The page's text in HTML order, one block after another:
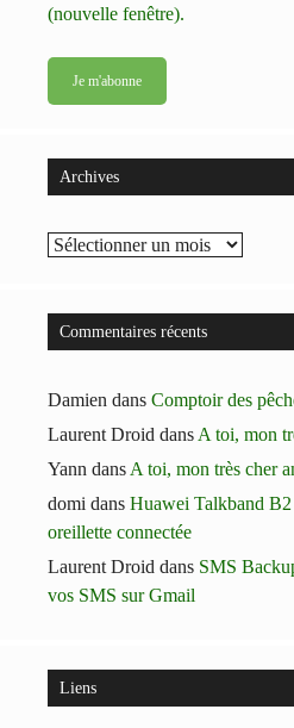
(nouvelle fenêtre).
Archives
Archives
Commentaires récents
Damien dans Comptoir des
Laurent Droid dans A toi, mon
Yann dans A toi, mon très cher
domi dans Huawei Talkband
oreillette connectée
Laurent Droid dans SMS
vos SMS sur Gmail
Liens